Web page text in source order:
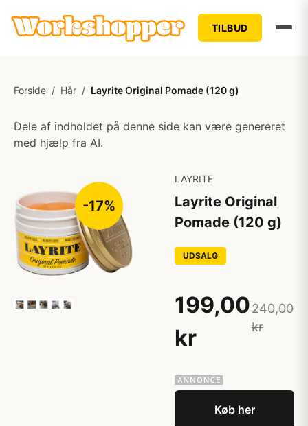
TILBUD
Forside / Hår / Layrite Original Pomade (120 g)
Dele af indholdet på denne side kan være genereret
med hjælp fra AI.
-17%
LAYRITE
Layrite Original
Pomade (120 g)
UDSALG
199,00
kr
240,00
kr
Køb her